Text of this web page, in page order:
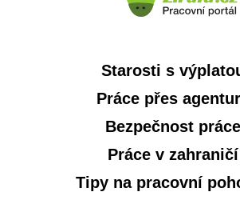
Starosti s
Práce přes
Bezpečnost práce
Práce v zahraničí
Tipy na pracovní